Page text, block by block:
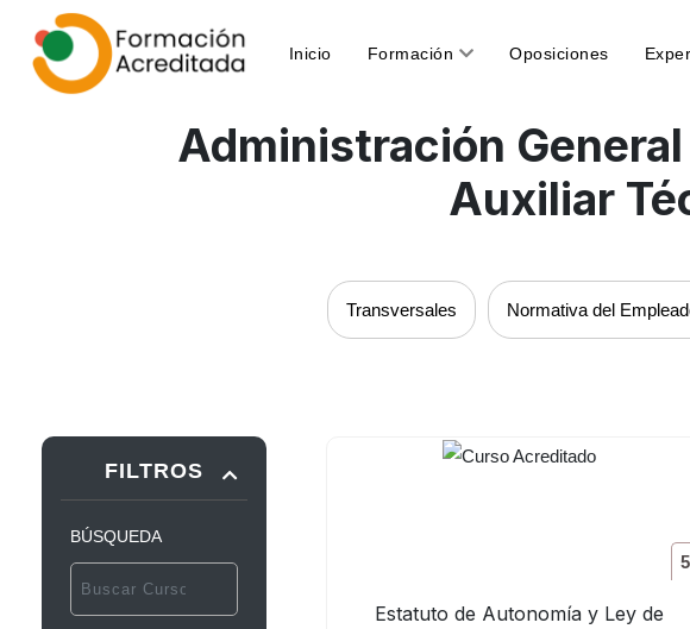
Inicio(current)Formación Oposiciones
Administración
Auxiliar
Transversales Normativa del
FILTROS
BÚSQUEDA
Estatuto de Autonomía y Ley de